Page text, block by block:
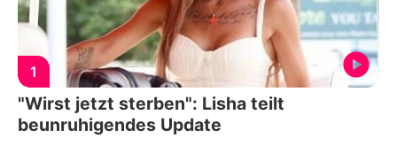
1
"Wirst jetzt sterben": Lisha teilt
beunruhigendes Update